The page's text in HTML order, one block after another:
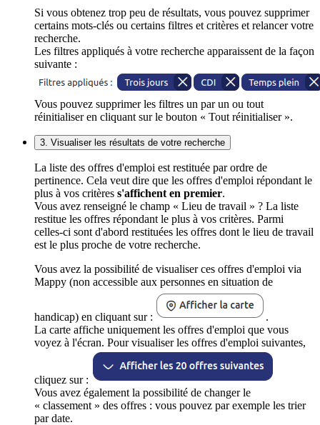
Si vous obtenez trop peu de résultats, vous pouvez supprimer
certains mots-clés ou certains filtres et critères et relancer votre
recherche.
Les filtres appliqués à votre recherche apparaissent de la façon
suivante :
Vous pouvez supprimer les filtres un par un ou tout
réinitialiser en cliquant sur le bouton « Tout réinitialiser ».
3. Visualiser les résultats de votre recherche
La liste des offres d'emploi est restituée par ordre de
pertinence. Cela veut dire que les offres d'emploi répondant le
plus à vos critères s'affichent en premier.
Vous avez renseigné le champ « Lieu de travail » ? La liste
restitue les offres répondant le plus à vos critères. Parmi
celles-ci sont d'abord restituées les offres dont le lieu de travail
est le plus proche de votre recherche.
Vous avez la possibilité de visualiser ces offres d'emploi via
Mappy (non accessible aux personnes en situation de
handicap) en cliquant sur :
.
La carte affiche uniquement les offres d'emploi que vous
voyez à l'écran. Pour visualiser les offres d'emploi suivantes,
cliquez sur :
Vous avez également la possibilité de changer le
« classement » des offres : vous pouvez par exemple les trier
par date.